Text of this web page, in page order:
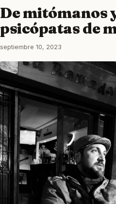
De mitómanos
psicópatas de
septiembre 10, 2023